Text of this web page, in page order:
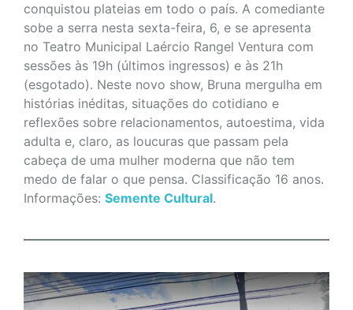
conquistou plateias em todo o país. A comediante
sobe a serra nesta sexta-feira, 6, e se apresenta
no Teatro Municipal Laércio Rangel Ventura com
sessões às 19h (últimos ingressos) e às 21h
(esgotado). Neste novo show, Bruna mergulha em
histórias inéditas, situações do cotidiano e
reflexões sobre relacionamentos, autoestima, vida
adulta e, claro, as loucuras que passam pela
cabeça de uma mulher moderna que não tem
medo de falar o que pensa. Classificação 16 anos.
Informações: Semente Cultural.